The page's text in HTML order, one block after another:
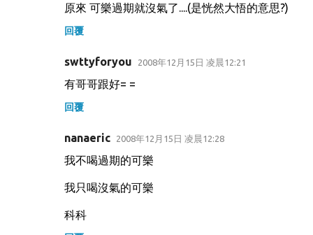
原來 可樂過期就沒氣了....(是恍然大悟的意思?)
回覆
swttyforyou 2008年12月15日 凌晨12:21
有哥哥跟好= =
回覆
nanaeric 2008年12月15日 凌晨12:28
我不喝過期的可樂
我只喝沒氣的可樂
科科